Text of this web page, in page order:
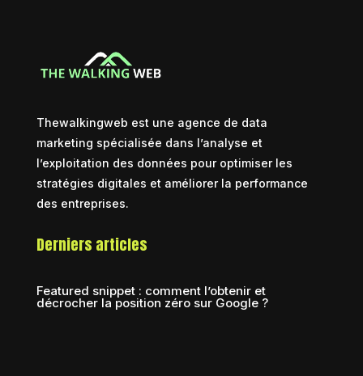
Thewalkingweb est une agence de data
marketing spécialisée dans l’analyse et
l’exploitation des données pour optimiser les
stratégies digitales et améliorer la performance
des entreprises.
Derniers articles
Featured snippet : comment l’obtenir et
décrocher la position zéro sur Google ?